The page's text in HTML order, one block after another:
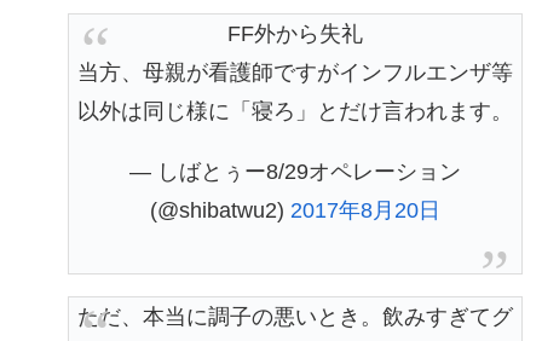
FF外から失礼
当方、母親が看護師ですがインフルエンザ等
以外は同じ様に「寝ろ」とだけ言われます。
— しばとぅー8/29オペレーション
(@shibatwu2) 2017年8月20日
ただ、本当に調子の悪いとき。飲みすぎてグ